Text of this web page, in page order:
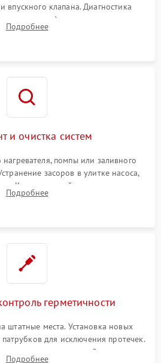
впускного клапана. Диагностика
уровня воды), датчика мутности,
модуля управления.
Подробнее
и очистка систем
помпы или заливного
засоров в улитке насоса,
Компонентный ремонт платы
поврежденной проводки.
Подробнее
герметичности
штатные места. Установка новых
для исключения протечек.
гидравлической системы,
Подробнее